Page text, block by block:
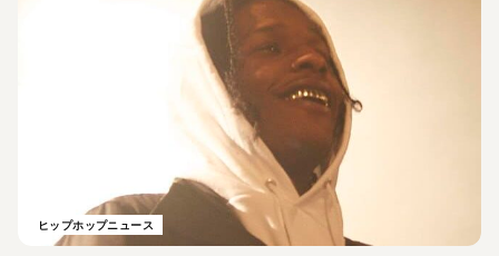
ヒップホップニュース